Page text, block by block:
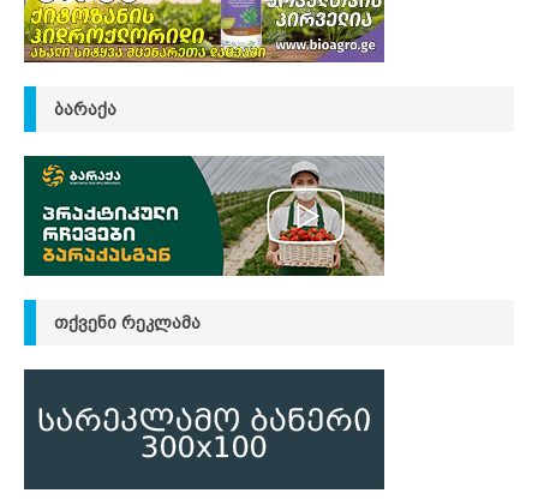
ᲑᲐᲠᲐᲥᲐ
ᲗᲥᲕᲔᲜᲘ ᲠᲔᲙᲚᲐᲛᲐ